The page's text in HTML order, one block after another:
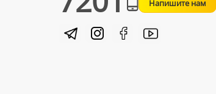
Напишите нам